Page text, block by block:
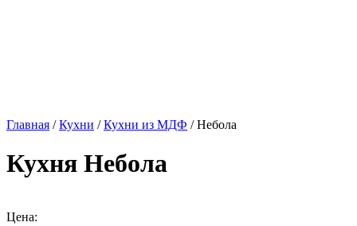
Главная /Кухни /Кухни из МДФ / Небола
Кухня Небола
Цена: